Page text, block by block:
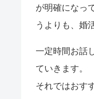
が明確になっ
うよりも、婚
一定時間お話
ていきます。
それではおす